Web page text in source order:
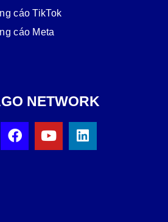
cáo TikTok
cáo Meta
NETWORK